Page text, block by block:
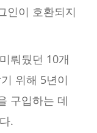
인이 호환되지
뤄뒀던 10개
위해 5년이
구입하는 데
.